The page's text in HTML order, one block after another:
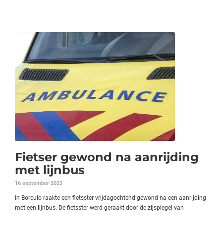
Fietser gewond na aanrijding
met lijnbus
16 september 2023
In Borculo raakte een fietsster vrijdagochtend gewond na een aanrijding
met een lijnbus. De fietsster werd geraakt door de zijspiegel van